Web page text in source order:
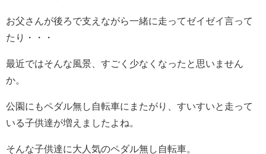
お父さんが後ろで支えながら一緒に走ってゼイゼイ言って
たり・・・
最近ではそんな風景、すごく少なくなったと思いません
か。
公園にもペダル無し自転車にまたがり、すいすいと走って
いる子供達が増えましたよね。
そんな子供達に大人気のペダル無し自転車。